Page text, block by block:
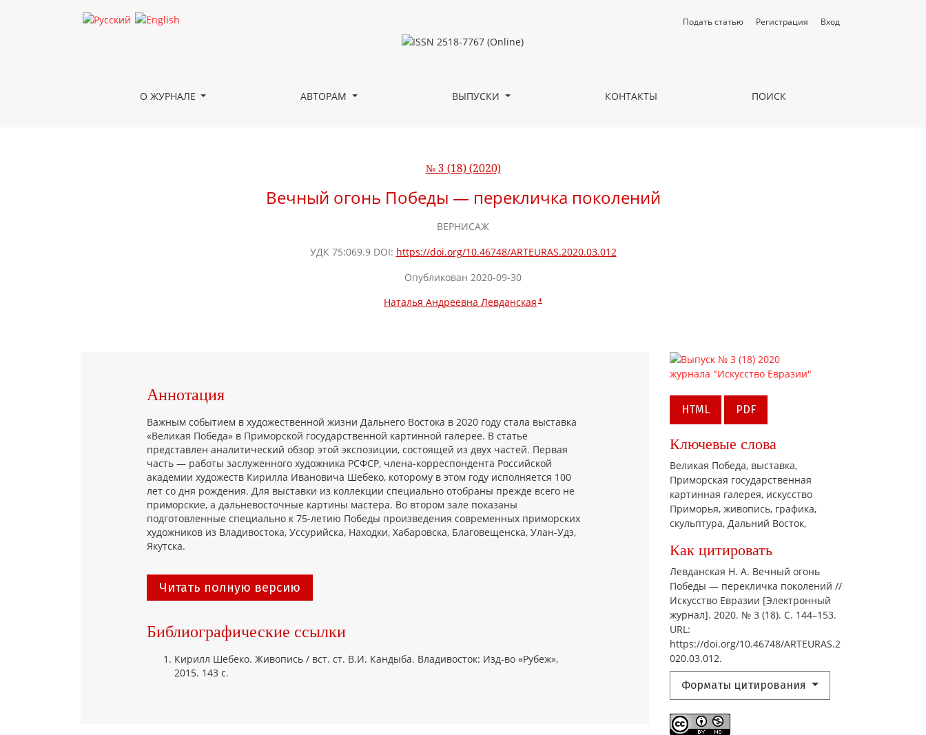
Вечный огонь Победы — перекличка поколений
О ЖУРНАЛЕ АВТОРАМ ВЫПУСКИ КОНТАКТЫ ПОИСК
Подать статью Регистрация Вход
№ 3 (18) (2020)
Вечный огонь Победы — перекличка поколений
ВЕРНИСАЖ
УДК 75:069.9 DOI: https://doi.org/10.46748/ARTEURAS.2020.03.012
Опубликован 2020-09-30
Наталья Андреевна Левданская +
HTML PDF
Ключевые слова
Великая Победа, выставка,
Приморская государственная
картинная галерея, искусство
Приморья, живопись, графика,
скульптура, Дальний Восток,
Как цитировать
Левданская Н. А. Вечный огонь
Победы — перекличка поколений //
Искусство Евразии [Электронный
журнал]. 2020. № 3 (18). С. 144–153.
URL:
https://doi.org/10.46748/ARTEURAS.2
020.03.012.
Форматы цитирования
Аннотация
Важным событием в художественной жизни Дальнего Востока в 2020 году стала выставка
«Великая Победа» в Приморской государственной картинной галерее. В статье
представлен аналитический обзор этой экспозиции, состоящей из двух частей. Первая
часть — работы заслуженного художника РСФСР, члена-корреспондента Российской
академии художеств Кирилла Ивановича Шебеко, которому в этом году исполняется 100
лет со дня рождения. Для выставки из коллекции специально отобраны прежде всего не
приморские, а дальневосточные картины мастера. Во втором зале показаны
подготовленные специально к 75-летию Победы произведения современных приморских
художников из Владивостока, Уссурийска, Находки, Хабаровска, Благовещенска, Улан-Удэ,
Якутска.
Читать полную версию
Библиографические ссылки
Кирилл Шебеко. Живопись / вст. ст. В.И. Кандыба. Владивосток: Изд-во «Рубеж»,
2015. 143 с.